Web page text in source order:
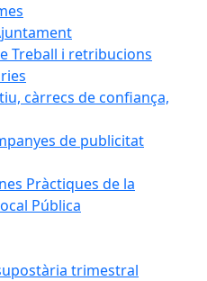
Treball i retribucions
càrrecs de confiança,
de publicitat
Pràctiques de la
Pública
trimestral